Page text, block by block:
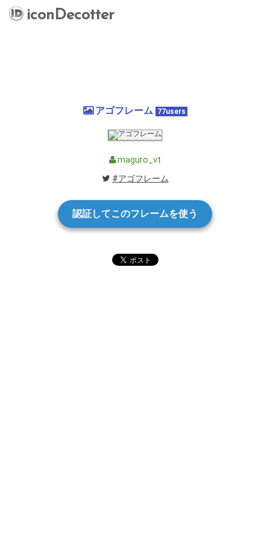
iconDecotter
アゴフレーム 77users
maguro_vt
#アゴフレーム
認証してこのフレームを使う